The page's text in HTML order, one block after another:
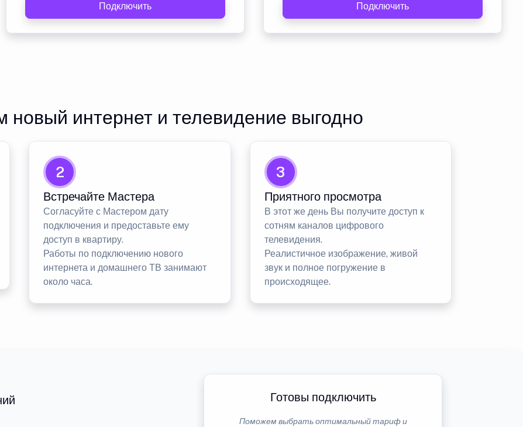
Подключить Подключить
новый интернет и телевидение выгодно
2
Встречайте Мастера
Согласуйте с Мастером дату
подключения и предоставьте ему
доступ в квартиру.
Работы по подключению нового
интернета и домашнего ТВ занимают
около часа.
3
Приятного просмотра
В этот же день Вы получите доступ к
сотням каналов цифрового
телевидения.
Реалистичное изображение, живой
звук и полное погружение в
происходящее.
Готовы подключить
Поможем выбрать оптимальный тариф и